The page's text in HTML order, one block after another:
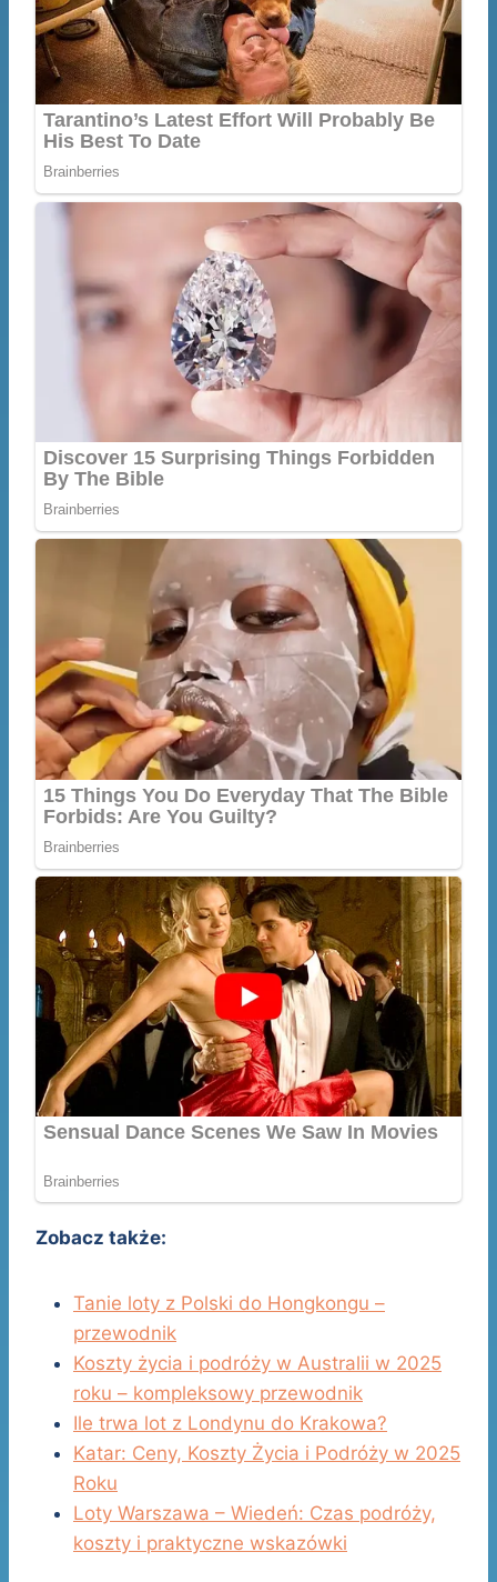
Zobacz także:
Tanie loty z Polski do Hongkongu –
przewodnik
Koszty życia i podróży w Australii w 2025
roku – kompleksowy przewodnik
Ile trwa lot z Londynu do Krakowa?
Katar: Ceny, Koszty Życia i Podróży w 2025
Roku
Loty Warszawa – Wiedeń: Czas podróży,
koszty i praktyczne wskazówki